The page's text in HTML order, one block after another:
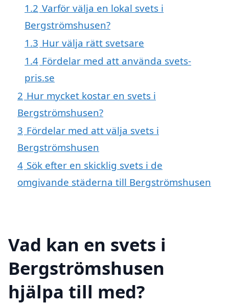
1.2 Varför välja en lokal svets i
Bergströmshusen?
1.3 Hur välja rätt svetsare
1.4 Fördelar med att använda svets-
pris.se
2 Hur mycket kostar en svets i
Bergströmshusen?
3 Fördelar med att välja svets i
Bergströmshusen
4 Sök efter en skicklig svets i de
omgivande städerna till Bergströmshusen
Vad kan en svets i
Bergströmshusen
hjälpa till med?